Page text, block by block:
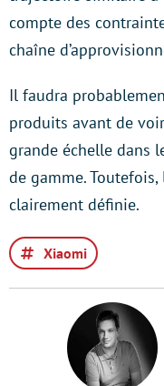
compte des
chaîne
Il faudra
produits avant de
grande échelle dans
de gamme.
clairement définie.
Xiaomi